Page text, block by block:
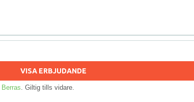
VISA ERBJUDANDE
. Giltig tills vidare.